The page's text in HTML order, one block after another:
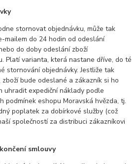
stornovat objednávku, může tak
mailem do 24 hodin od odeslání
do doby odeslání zboží
Platí varianta, která nastane dříve, do té
stornování objednávky. Jestliže tak
bude odeslané a zákazník si ho
uhradit expediční náklady podle
podmínek eshopu Moravská hvězda, tj.
poplatek za dobírkové služby (což
společností za distribuci zákazníkovi
smlouvy